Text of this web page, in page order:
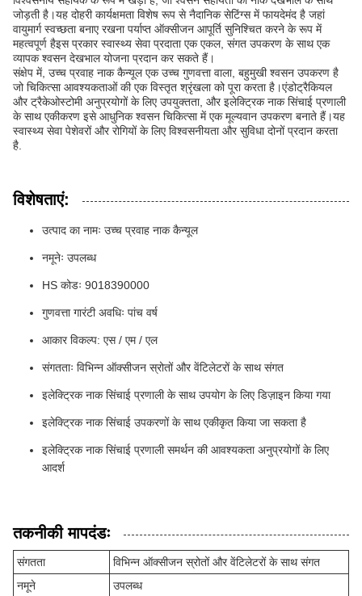
जोड़ती है।यह दोहरी कार्यक्षमता विशेष रूप से नैदानिक सेटिंग्स में फायदेमंद है जहां
वायुमार्ग स्वच्छता बनाए रखना पर्याप्त ऑक्सीजन आपूर्ति सुनिश्चित करने के रूप में
महत्वपूर्ण हैइस प्रकार स्वास्थ्य सेवा प्रदाता एक एकल, संगत उपकरण के साथ एक
व्यापक श्वसन देखभाल योजना प्रदान कर सकते हैं।
संक्षेप में, उच्च प्रवाह नाक कैन्यूल एक उच्च गुणवत्ता वाला, बहुमुखी श्वसन उपकरण है
जो चिकित्सा आवश्यकताओं की एक विस्तृत श्रृंखला को पूरा करता है।एंडोट्रैकियल
और ट्रैकेओस्टोमी अनुप्रयोगों के लिए उपयुक्तता, और इलेक्ट्रिक नाक सिंचाई प्रणाली
के साथ एकीकरण इसे आधुनिक श्वसन चिकित्सा में एक मूल्यवान उपकरण बनाते हैं।यह
स्वास्थ्य सेवा पेशेवरों और रोगियों के लिए विश्वसनीयता और सुविधा दोनों प्रदान करता
है.
विशेषताएं:
उत्पाद का नामः उच्च प्रवाह नाक कैन्यूल
नमूनेः उपलब्ध
HS कोडः 9018390000
गुणवत्ता गारंटी अवधिः पांच वर्ष
आकार विकल्प: एस / एम / एल
संगतताः विभिन्न ऑक्सीजन स्रोतों और वेंटिलेटरों के साथ संगत
इलेक्ट्रिक नाक सिंचाई प्रणाली के साथ उपयोग के लिए डिज़ाइन किया गया
इलेक्ट्रिक नाक सिंचाई उपकरणों के साथ एकीकृत किया जा सकता है
इलेक्ट्रिक नाक सिंचाई प्रणाली समर्थन की आवश्यकता अनुप्रयोगों के लिए
आदर्श
तकनीकी मापदंडः
संगतता
विभिन्न ऑक्सीजन स्रोतों और वेंटिलेटरों के साथ संगत
नमूने
उपलब्ध